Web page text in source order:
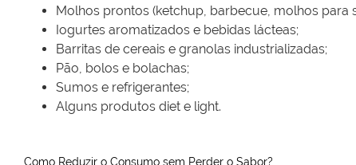
Molhos prontos (ketchup, barbecue, molhos para
Iogurtes aromatizados e bebidas lácteas;
Barritas de cereais e granolas industrializadas;
Pão, bolos e bolachas;
Sumos e refrigerantes;
Alguns produtos diet e light.
Como Reduzir o Consumo sem Perder o Sabor?